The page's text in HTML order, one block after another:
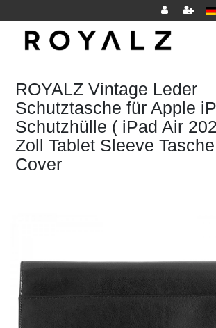
ROYALZ Vintage Leder
Schutztasche für Apple
Schutzhülle ( iPad Air
Zoll Tablet Sleeve
Cover